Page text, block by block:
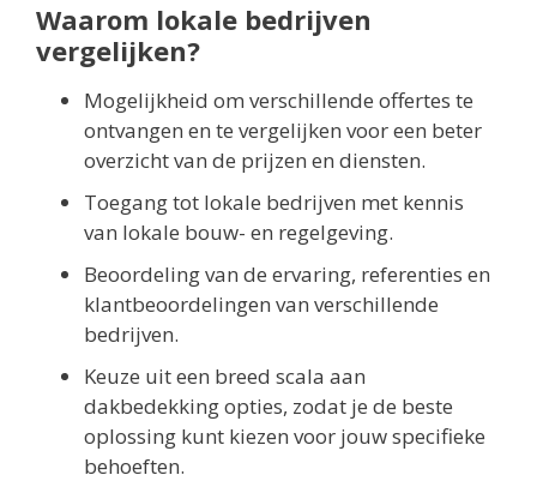
Waarom lokale bedrijven
vergelijken?
Mogelijkheid om verschillende offertes te
ontvangen en te vergelijken voor een beter
overzicht van de prijzen en diensten.
Toegang tot lokale bedrijven met kennis
van lokale bouw- en regelgeving.
Beoordeling van de ervaring, referenties en
klantbeoordelingen van verschillende
bedrijven.
Keuze uit een breed scala aan
dakbedekking opties, zodat je de beste
oplossing kunt kiezen voor jouw specifieke
behoeften.